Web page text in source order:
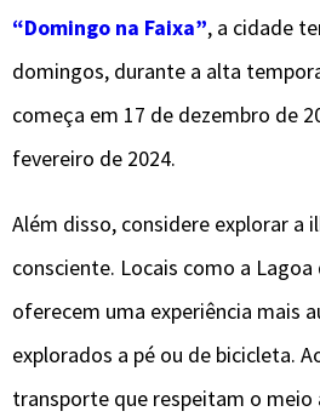
“Domingo na Faixa”, a cidade
domingos, durante a alta
começa em 17 de dezembro de
fevereiro de 2024.
Além disso, considere explorar a
consciente. Locais como a Lagoa
oferecem uma experiência mais
explorados a pé ou de bicicleta.
transporte que respeitam o